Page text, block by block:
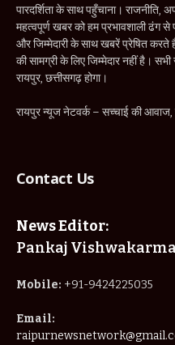
पारदर्शिता के साथ पहुँचाना।
महत्वपूर्ण खबर को हम प्रभावशाली ढंग
और जिम्मेदारी के साथ खबरें प्रेषित करते
की सामग्री के लिए जिम्मेदार नहीं है।
रायपुर, छत्तीसगढ़ होगा।
रायपुर न्यूज नेटवर्क – सच्चाई की
Contact Us
News Editor:
Pankaj Vishwakarma
Mobile: +91-9424225035
Email: